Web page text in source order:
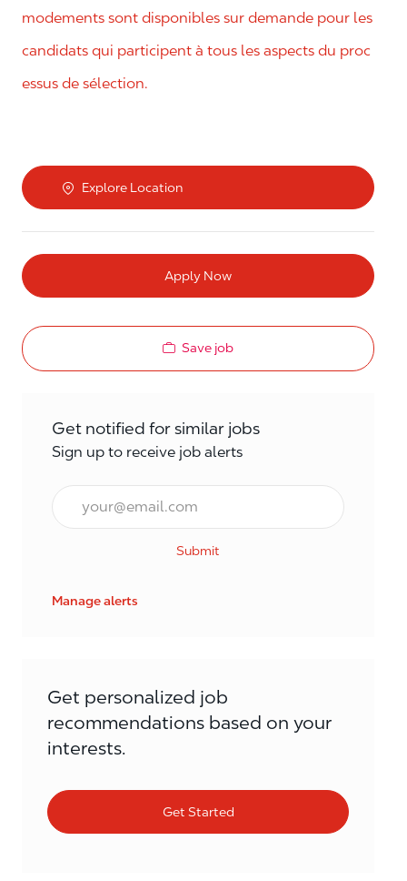
modements sont disponibles sur demande pour les
candidats qui participent à tous les aspects du proc
essus de sélection.
Explore Location
Apply Now
Save job
Get notified for similar jobs
Sign up to receive job alerts
Email*
Submit
Manage alerts
Get personalized job
recommendations based on your
interests.
Get Started